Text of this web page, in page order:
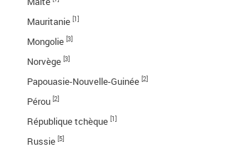
Mauritanie [1]
Mongolie [3]
Norvège [3]
Papouasie-Nouvelle-Guinée [2]
Pérou [2]
République tchèque [1]
Russie [5]